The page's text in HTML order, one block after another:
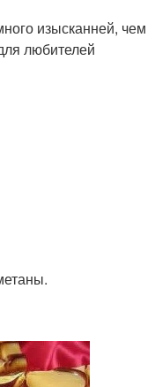
изысканней, чем
любителей